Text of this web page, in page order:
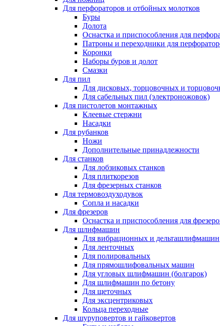
Для перфораторов и отбойных молотков
Буры
Долота
Оснастка и приспособления для
Патроны и переходники для
Коронки
Наборы буров и долот
Смазки
Для пил
Для дисковых, торцовочных и
Для сабельных пил (электроножовок)
Для пистолетов монтажных
Клеевые стержни
Насадки
Для рубанков
Ножи
Дополнительные принадлежности
Для станков
Для лобзиковых станков
Для плиткорезов
Для фрезерных станков
Для термовоздуходувок
Сопла и насадки
Для фрезеров
Оснастка и приспособления для
Для шлифмашин
Для вибрационных и дельташлифмашин
Для ленточных
Для полировальных
Для прямошлифовальных машин
Для угловых шлифмашин (болгарок)
Для шлифмашин по бетону
Для щеточных
Для эксцентриковых
Кольца переходные
Для шуруповертов и гайковертов